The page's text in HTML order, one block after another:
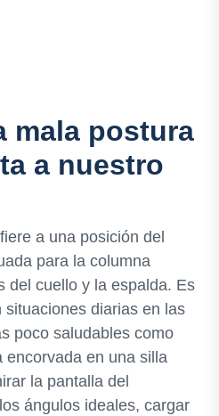
mala postura
a nuestro
a una posición del
para la columna
del cuello y la espalda. Es
diarias en las
poco saludables como
encorvada en una silla
la pantalla del
ángulos ideales, cargar